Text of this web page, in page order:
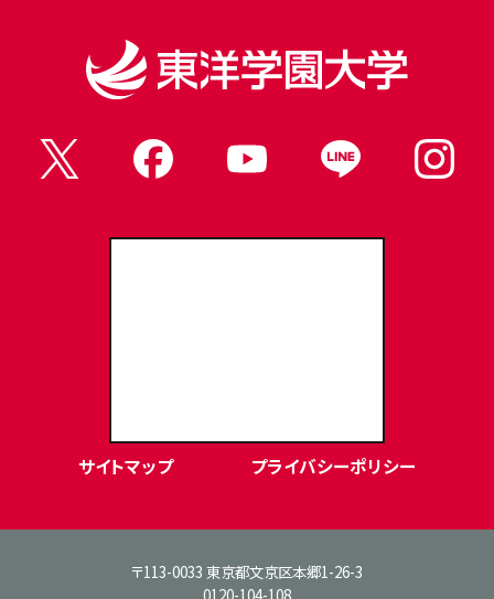
サイトマップ プライバシーポリシー
〒113-0033 東京都文京区本郷1-26-3
0120-104-108